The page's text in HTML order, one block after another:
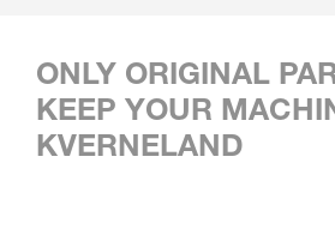
ONLY ORIGINAL
KEEP YOUR
KVERNELAND